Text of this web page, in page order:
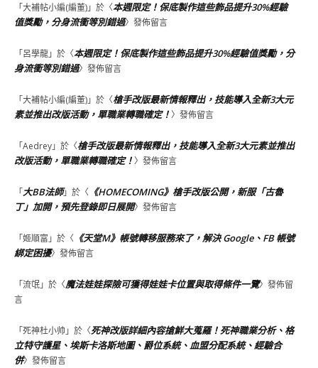
「大補帖小編(編董)」於〈本週限定！保底製作這些飾品提升30%經驗
值獎勵，分身流衝等別錯過〉發佈留言
「呂學龍」於〈本週限定！保底製作這些飾品提升30%經驗值獎勵，分
身流衝等別錯過〉發佈留言
「大補帖小編(編董)」於〈槍手改版最新情報釋出，技能導入全新3大元
素並推出改版活動，單職業轉職確定！〉發佈留言
「Aedrey」於〈槍手改版最新情報釋出，技能導入全新3大元素並推出
改版活動，單職業轉職確定！〉發佈留言
「大BB法師」於〈 《HOMECOMING》槍手改版公開，新服「古魯
丁」加開，預先登錄即日展開〉發佈留言
「姬順富 」於〈 《天堂M》帳號轉移服務來了，解決 Google、FB 帳號
綁定困擾〉發佈留言
「流氓」於〈魔法娃娃探險可獲得娃娃卡位置與取得條件一覽〉發佈留
言
「死神杜小帅 」於〈死神改版詳細內容搶鮮大蒐羅！死神職業分析、格
立特守護星、埃斯卡洛斯地圖、爵位系統、血盟分配系統、經驗合
併〉發佈留言